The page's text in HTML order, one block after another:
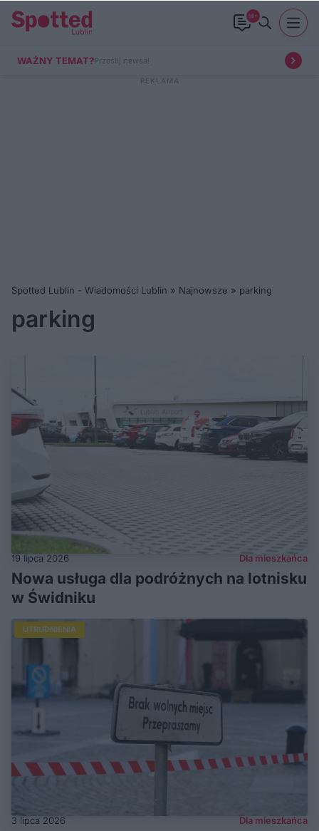
99+
WAŻNY TEMAT?Prześlij newsa!
Spotted Lublin - Wiadomości Lublin » Najnowsze » parking
parking
19 lipca 2026 Dla mieszkańca
Nowa usługa dla podróżnych na lotnisku
w Świdniku
UTRUDNIENIA
3 lipca 2026 Dla mieszkańca